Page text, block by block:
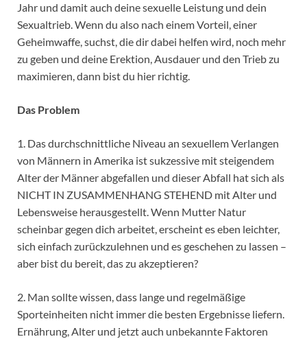
Jahr und damit auch deine sexuelle Leistung und dein
Sexualtrieb. Wenn du also nach einem Vorteil, einer
Geheimwaffe, suchst, die dir dabei helfen wird, noch mehr
zu geben und deine Erektion, Ausdauer und den Trieb zu
maximieren, dann bist du hier richtig.
Das Problem
1. Das durchschnittliche Niveau an sexuellem Verlangen
von Männern in Amerika ist sukzessive mit steigendem
Alter der Männer abgefallen und dieser Abfall hat sich als
NICHT IN ZUSAMMENHANG STEHEND mit Alter und
Lebensweise herausgestellt. Wenn Mutter Natur
scheinbar gegen dich arbeitet, erscheint es eben leichter,
sich einfach zurückzulehnen und es geschehen zu lassen –
aber bist du bereit, das zu akzeptieren?
2. Man sollte wissen, dass lange und regelmäßige
Sporteinheiten nicht immer die besten Ergebnisse liefern.
Ernährung, Alter und jetzt auch unbekannte Faktoren